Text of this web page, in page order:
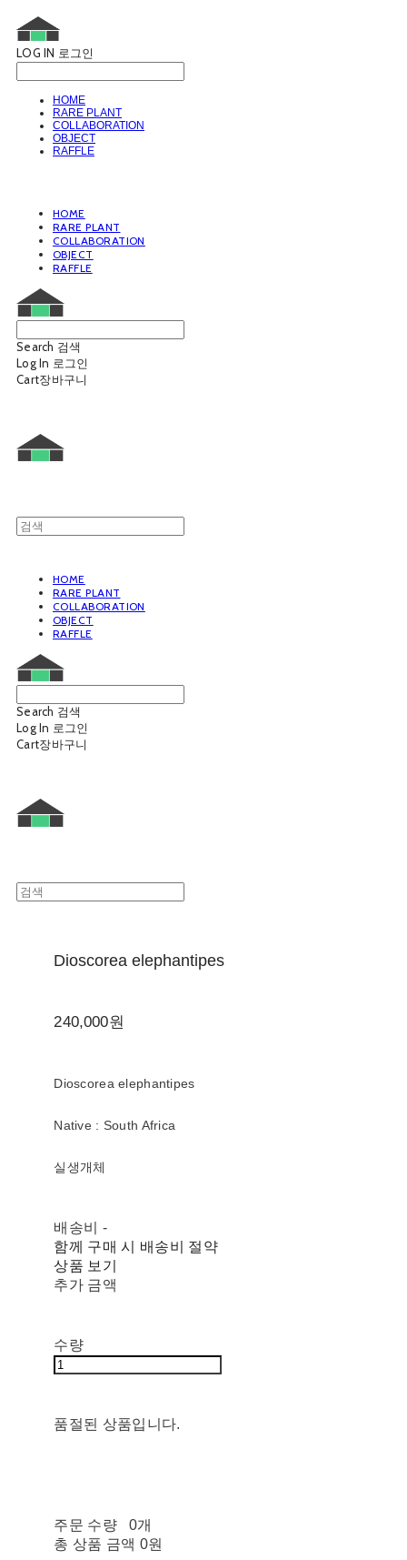
LOG IN 로그인
HOME
RARE PLANT
COLLABORATION
OBJECT
RAFFLE
HOME
RARE PLANT
COLLABORATION
OBJECT
RAFFLE
Search 검색
Log In 로그인
Cart장바구니
HOME
RARE PLANT
COLLABORATION
OBJECT
RAFFLE
Search 검색
Log In 로그인
Cart장바구니
Dioscorea elephantipes
240,000원
Dioscorea elephantipes
Native : South Africa
실생개체
배송비 -
함께 구매 시 배송비 절약
상품 보기
추가 금액
수량
품절된 상품입니다.
주문 수량
0개
총 상품 금액 0원